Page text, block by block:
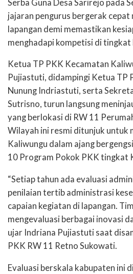
Serba Guna Desa Sarirejo pada
jajaran pengurus bergerak cepat
lapangan demi memastikan
menghadapi kompetisi di tingkat
Ketua TP PKK Kecamatan
Pujiastuti, didampingi Ketua TP
Nunung Indriastuti, serta
Sutrisno, turun langsung
yang berlokasi di RW 11
Wilayah ini resmi ditunjuk untuk
Kaliwungu dalam ajang
10 Program Pokok PKK tingkat
“Setiap tahun ada evaluasi
penilaian tertib administrasi
capaian kegiatan di lapangan.
mengevaluasi berbagai inovasi
ujar Indriana Pujiastuti saat
PKK RW 11 Retno Sukowati.
Evaluasi berskala kabupaten ini